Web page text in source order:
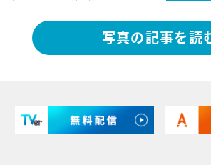
写真の記事を読